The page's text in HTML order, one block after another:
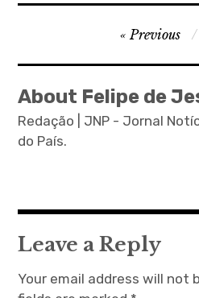
o
s
t
n
i
g
t
Previous
About Felipe de
Redação | JNP - Jornal
do País.
Leave a Reply
Your email address will not